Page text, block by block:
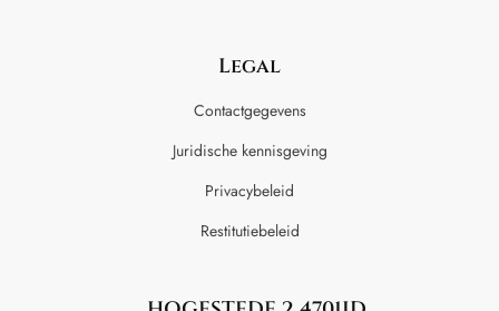
Legal
Contactgegevens
Juridische kennisgeving
Privacybeleid
Restitutiebeleid